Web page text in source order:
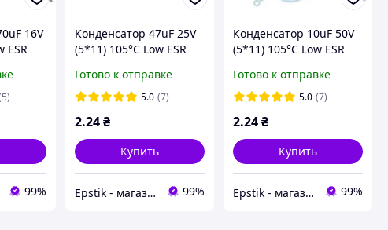
16V
ESR
99%
Конденсатор 47uF 25V
(5*11) 105°C Low ESR
Готово к отправке
5.0 (7)
2.24 ₴
Купить
Epstik - магазин радиокомпонентов 99%
Конденсатор 10uF 50V
(5*11) 105°C Low ESR
Готово к отправке
5.0 (7)
2.24₴
Купить
Epstik - магазин радиокомпонентов 99%